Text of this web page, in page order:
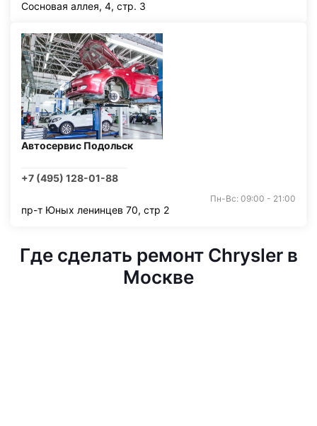
Сосновая аллея, 4, стр. 3
Автосервис Подольск
+7 (495) 128-01-88
Пн-Вс: 09:00 - 21:00
пр-т Юных ленинцев 70, стр 2
Где сделать ремонт Chrysler в
Москве